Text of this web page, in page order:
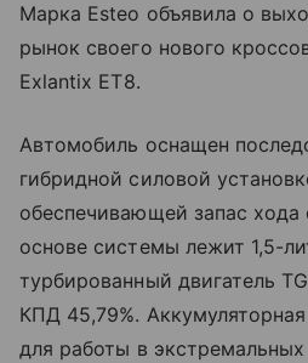
Марка Esteo объявила о
рынок своего нового
Exlantix ET8.
Автомобиль оснащен
гибридной силовой
обеспечивающей запас
основе системы лежит 1,5-
турбированный двигатель
КПД 45,79%.
для работы в